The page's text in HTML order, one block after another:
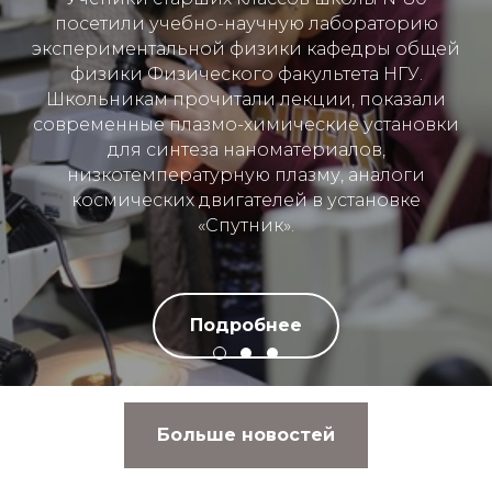
посетили учебно-научную лабораторию
экспериментальной физики кафедры общей
физики Физического факультета НГУ.
Школьникам прочитали лекции, показали
современные плазмо-химические установки
для синтеза наноматериалов,
низкотемпературную плазму, аналоги
космических двигателей в установке
«Спутник».
Подробнее
Больше новостей